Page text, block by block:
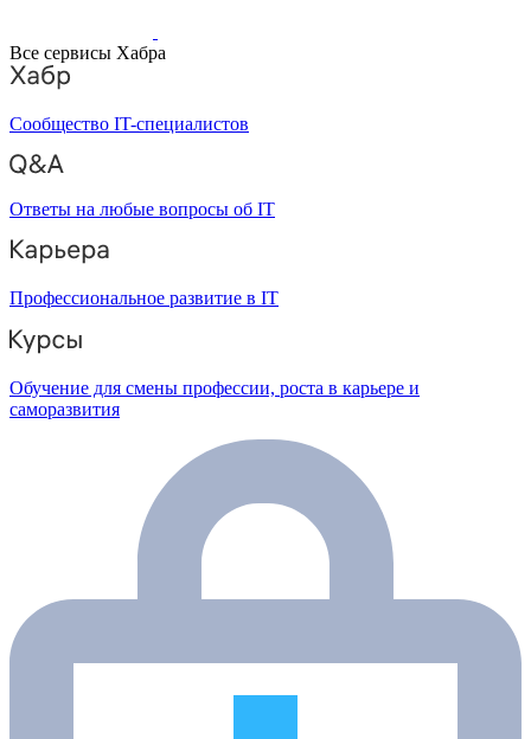
Все сервисы Хабра
Сообщество IT-специалистов
Ответы на любые вопросы об IT
Профессиональное развитие в IT
Обучение для смены профессии, роста в карьере и
саморазвития